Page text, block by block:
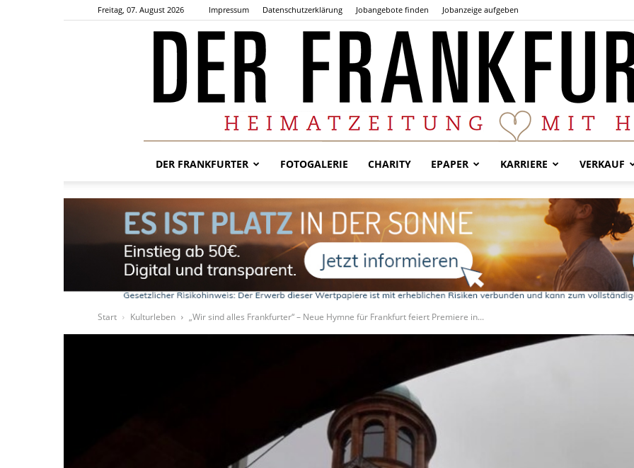
Freitag, 07. August 2026 Impressum Datenschutzerklärung Jobangebote finden Jobanzeige aufgeben
Frankfurter
DER FRANKFURTER FOTOGALERIE CHARITY EPAPER KARRIERE VERKAUF
Start Kulturleben „Wir sind alles Frankfurter“ – Neue Hymne für Frankfurt feiert Premiere in...